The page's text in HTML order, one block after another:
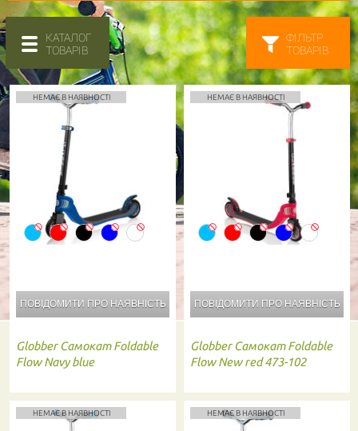
КАТАЛОГ
ТОВАРІВ
ФІЛЬТР
ТОВАРІВ
НЕМАЄ В НАЯВНОСТІ
ПОВІДОМИТИ ПРО НАЯВНІСТЬ
Globber Самокат Foldable
Flow Navy blue
НЕМАЄ В НАЯВНОСТІ
ПОВІДОМИТИ ПРО НАЯВНІСТЬ
Globber Самокат Foldable
Flow New red 473-102
НЕМАЄ В НАЯВНОСТІ НЕМАЄ В НАЯВНОСТІ